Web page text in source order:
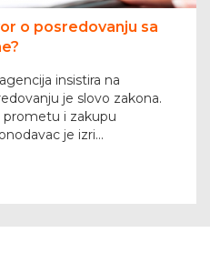
o posredovanju sa
insistira na
je slovo zakona.
i zakupu
je izri...